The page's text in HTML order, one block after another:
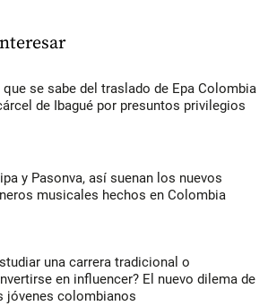
que se sabe del traslado de Epa Colombia
de Ibagué por presuntos privilegios
y Pasonva, así suenan los nuevos
musicales hechos en Colombia
una carrera tradicional o
en influencer? El nuevo dilema de
jóvenes colombianos